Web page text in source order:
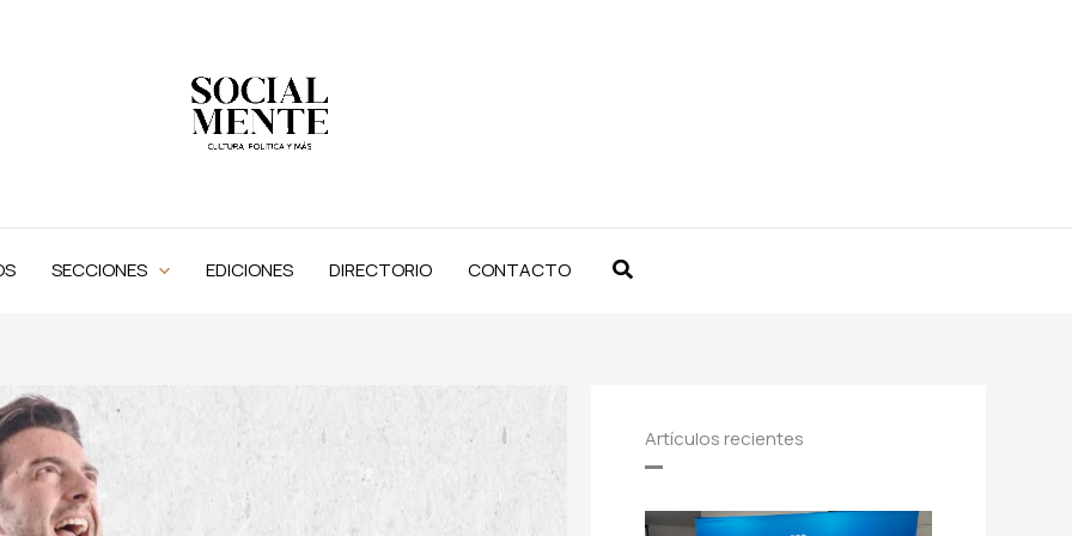
SECCIONES EDICIONES DIRECTORIO CONTACTO Buscar
Artículos recientes